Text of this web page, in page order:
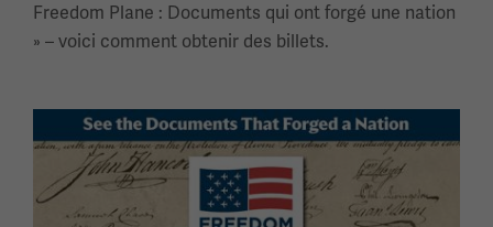
Freedom Plane : Documents qui ont forgé une nation
» – voici comment obtenir des billets.